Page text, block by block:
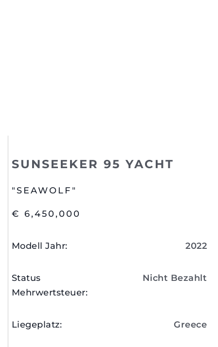
SUNSEEKER 95 YACHT
"SEAWOLF"
€ 6,450,000
Modell Jahr: 2022
Status
Mehrwertsteuer:
Nicht Bezahlt
Liegeplatz: Greece